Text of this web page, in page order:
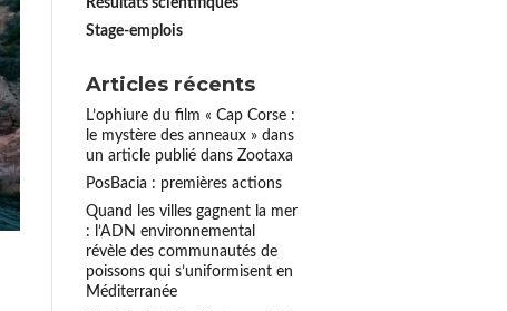
Résultats scientifiques
Stage-emplois
Articles récents
L’ophiure du film « Cap Corse :
le mystère des anneaux » dans
un article publié dans Zootaxa
PosBacia : premières actions
Quand les villes gagnent la mer
: l’ADN environnemental
révèle des communautés de
poissons qui s’uniformisent en
Méditerranée